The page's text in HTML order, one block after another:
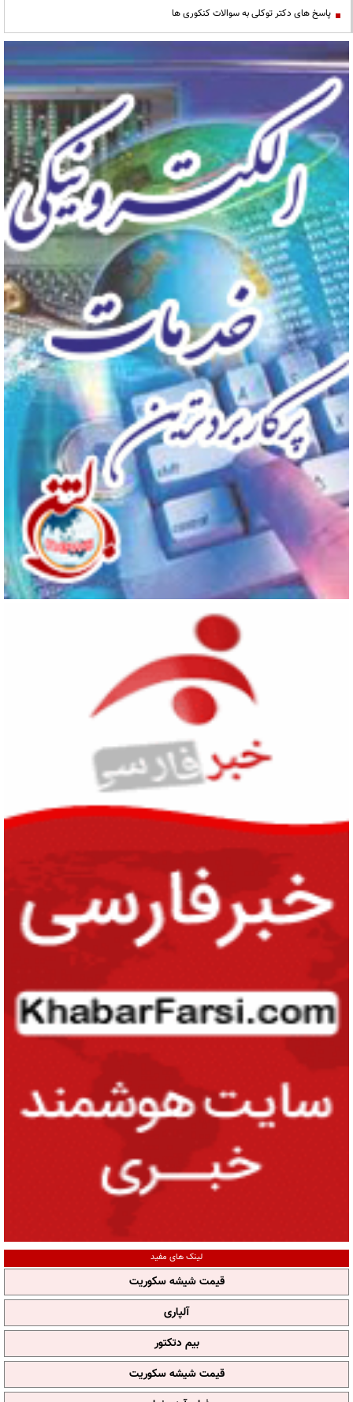
پاسخ های دکتر توکلی به سوالات کنکوری ها
لینک های مفید
قیمت شیشه سکوریت
آلپاری
بیم دتکتور
قیمت شیشه سکوریت